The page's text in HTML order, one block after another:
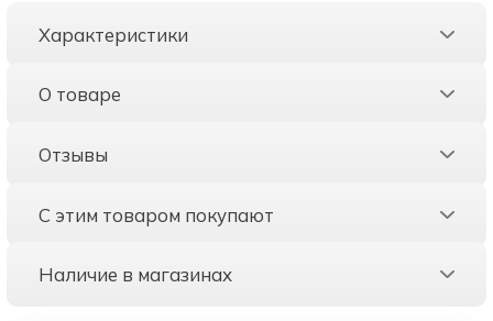
Характеристики
О товаре
Отзывы
С этим товаром покупают
Наличие в магазинах